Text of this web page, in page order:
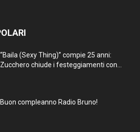
“Baila (Sexy Thing)” compie 25 anni:
Zucchero chiude i festeggiamenti con...
Buon compleanno Radio Bruno!